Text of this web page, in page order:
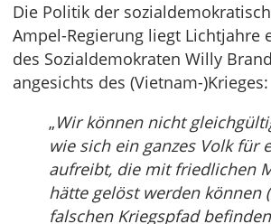
Die Politik der
Ampel-Regierung liegt Lichtjahre
des Sozialdemokraten Willy
angesichts des (Vietnam-)Krieges:
„Wir können nicht
wie sich ein ganzes Volk für
aufreibt, die mit friedlichen
hätte gelöst werden können
falschen Kriegspfad